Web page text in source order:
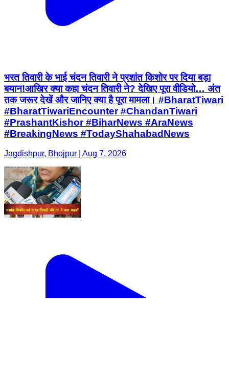
भरत तिवारी के भाई चंदन तिवारी ने प्रशांत किशोर पर दिया बड़ा
बयान!आखिर क्या कहा चंदन तिवारी ने? देखिए पूरा वीडियो… अंत
तक जरूर देखें और जानिए क्या है पूरा मामला। #BharatTiwari
#BharatTiwariEncounter #ChandanTiwari
#PrashantKishor #BiharNews #AraNews
#BreakingNews #TodayShahabadNews
Jagdishpur, Bhojpur | Aug 7, 2026